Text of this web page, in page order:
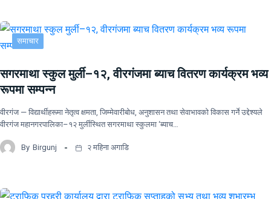
समाचार
सगरमाथा स्कुल मुर्ली–१२, वीरगंजमा ब्याच वितरण कार्यक्रम भव्य
रूपमा सम्पन्न
वीरगंज — विद्यार्थीहरूमा नेतृत्व क्षमता, जिम्मेवारीबोध, अनुशासन तथा सेवाभावको विकास गर्ने उद्देश्यले
वीरगंज महानगरपालिका–१२ मुर्लीस्थित सगरमाथा स्कुलमा ‘ब्याच…
By Birgunj २ महिना अगाडि